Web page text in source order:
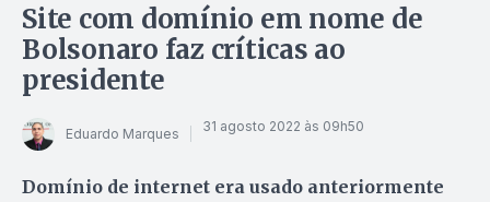
Site com domínio em nome de
Bolsonaro faz críticas ao
presidente
Eduardo Marques 31 agosto 2022 às 09h50
Domínio de internet era usado anteriormente